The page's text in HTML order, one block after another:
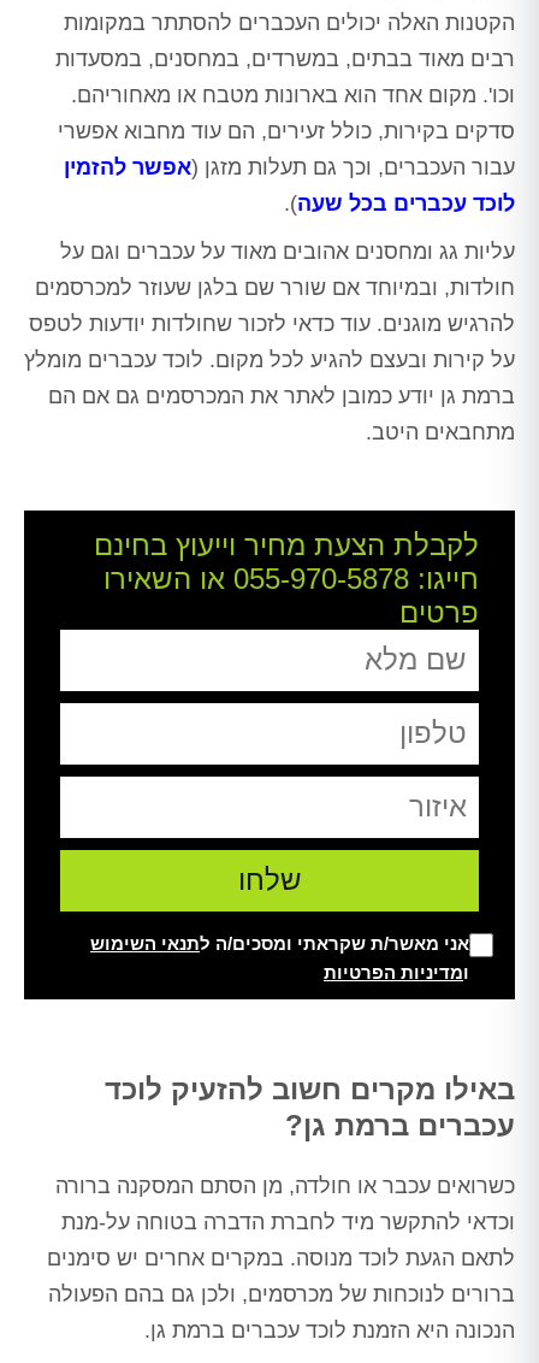
הקטנות האלה יכולים העכברים להסתתר במקומות
רבים מאוד בבתים, במשרדים, במחסנים, במסעדות
וכו'. מקום אחד הוא בארונות מטבח או מאחוריהם.
סדקים בקירות, כולל זעירים, הם עוד מחבוא אפשרי
עבור העכברים, וכך גם תעלות מזגן (אפשר להזמין
לוכד עכברים בכל שעה).
עליות גג ומחסנים אהובים מאוד על עכברים וגם על
חולדות, ובמיוחד אם שורר שם בלגן שעוזר למכרסמים
להרגיש מוגנים. עוד כדאי לזכור שחולדות יודעות לטפס
על קירות ובעצם להגיע לכל מקום. לוכד עכברים מומלץ
ברמת גן יודע כמובן לאתר את המכרסמים גם אם הם
מתחבאים היטב.
לקבלת הצעת מחיר וייעוץ בחינם
חייגו: 055-970-5878 או השאירו
פרטים
אני מאשר/ת שקראתי ומסכים/ה לתנאי השימוש
ומדיניות הפרטיות
באילו מקרים חשוב להזעיק לוכד
עכברים ברמת גן?
כשרואים עכבר או חולדה, מן הסתם המסקנה ברורה
וכדאי להתקשר מיד לחברת הדברה בטוחה על-מנת
לתאם הגעת לוכד מנוסה. במקרים אחרים יש סימנים
ברורים לנוכחות של מכרסמים, ולכן גם בהם הפעולה
הנכונה היא הזמנת לוכד עכברים ברמת גן.